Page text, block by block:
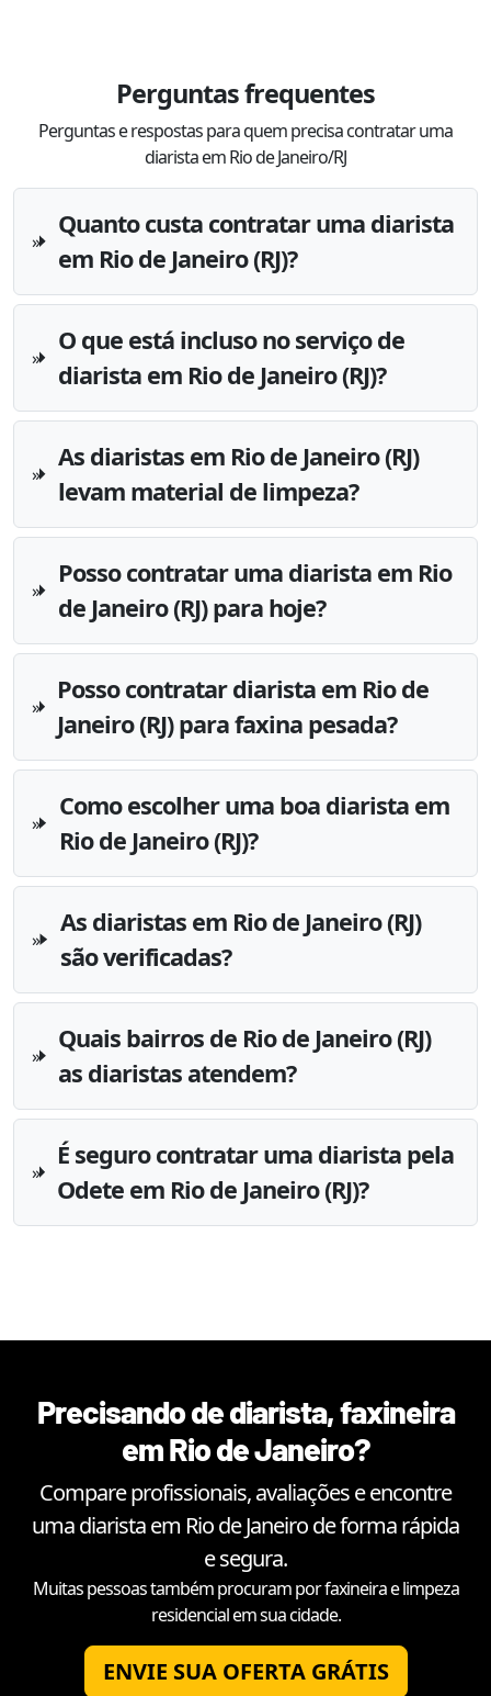
Perguntas frequentes
Perguntas e respostas para quem precisa contratar uma
diarista em Rio de Janeiro/RJ
Quanto custa contratar uma diarista
em Rio de Janeiro (RJ)?
O que está incluso no serviço de
diarista em Rio de Janeiro (RJ)?
As diaristas em Rio de Janeiro (RJ)
levam material de limpeza?
Posso contratar uma diarista em Rio
de Janeiro (RJ) para hoje?
Posso contratar diarista em Rio de
Janeiro (RJ) para faxina pesada?
Como escolher uma boa diarista em
Rio de Janeiro (RJ)?
As diaristas em Rio de Janeiro (RJ)
são verificadas?
Quais bairros de Rio de Janeiro (RJ)
as diaristas atendem?
É seguro contratar uma diarista pela
Odete em Rio de Janeiro (RJ)?
Precisando de diarista, faxineira
emRio de Janeiro?
Compare profissionais, avaliações e encontre
uma diarista em Rio de Janeirode forma rápida
e segura.
Muitas pessoas também procuram por faxineira e limpeza
residencial em sua cidade.
ENVIE SUA OFERTA GRÁTIS